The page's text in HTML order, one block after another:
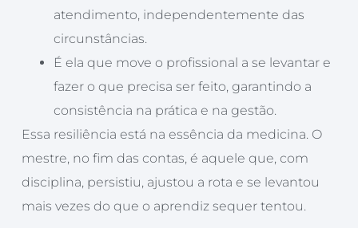
atendimento, independentemente das
circunstâncias.
É ela que move o profissional a se levantar e
fazer o que precisa ser feito, garantindo a
consistência na prática e na gestão.
Essa resiliência está na essência da medicina. O
mestre, no fim das contas, é aquele que, com
disciplina, persistiu, ajustou a rota e se levantou
mais vezes do que o aprendiz sequer tentou.